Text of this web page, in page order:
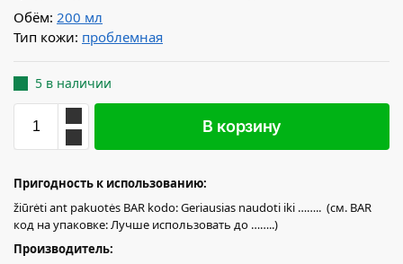
Обём: 200 мл
Тип кожи: проблемная
5 в наличии
В корзину
Пригодность к использованию:
žiūrėti ant pakuotės BAR kodo: Geriausias naudoti iki …….. (см. BAR
код на упаковке: Лучше использовать до ……..)
Производитель: